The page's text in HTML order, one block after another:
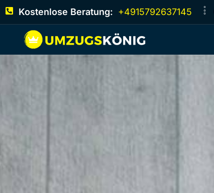
Kostenlose Beratung: +4915792637145